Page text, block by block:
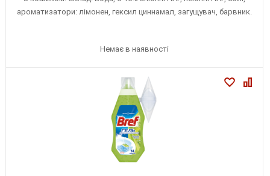
ароматизатори: лімонен, гексил циннамал, загущувач, барвник.
Немає в наявності